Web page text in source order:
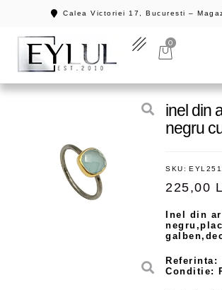
Calea Victoriei 17, Bucuresti –
0
inel din
negru
SKU:
225,00
Inel din
Referinta:
Conditie: